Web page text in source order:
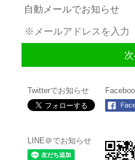
自動メールでお知らせ
Twitterでお知らせ
LINE＠でお知らせ